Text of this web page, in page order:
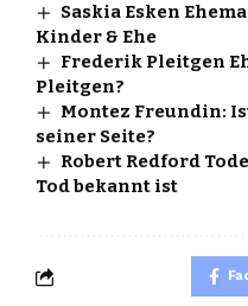
Saskia Esken
Kinder & Ehe
Frederik Pleitgen
Pleitgen?
Montez Freundin:
seiner Seite?
Robert Redford
Tod bekannt ist